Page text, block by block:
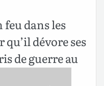
dans les
dévore ses
de guerre au